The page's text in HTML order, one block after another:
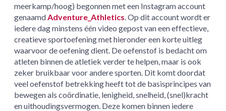
meerkamp/hoog) begonnen met een Instagram account
genaamdAdventure_Athletics. Op dit account wordt er
iedere dag minstens één video gepost van een effectieve,
creatieve sportoefening met hieronder een korte uitleg
waarvoor de oefening dient. De oefenstof is bedacht om
atleten binnen de atletiek verder te helpen, maar is ook
zeker bruikbaar voor andere sporten. Dit komt doordat
veel oefenstof betrekking heeft tot de basisprincipes van
bewegen als coördinatie, lenigheid, snelheid, (snel)kracht
en uithoudingsvermogen. Deze komen binnen iedere